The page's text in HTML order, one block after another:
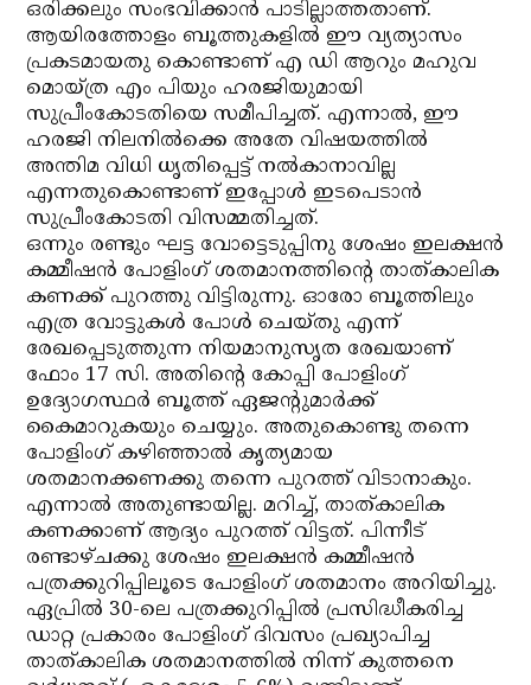
ഒരിക്കലും സംഭവിക്കാന്‍ പാടില്ലാത്തതാണ്.
ആയിരത്തോളം ബൂത്തുകളില്‍ ഈ വ്യത്യാസം
പ്രകടമായതു കൊണ്ടാണ് എ ഡി ആറും മഹുവ
മൊയ്ത്ര എം പിയും ഹരജിയുമായി
സുപ്രീംകോടതിയെ സമീപിച്ചത്. എന്നാല്‍, ഈ
ഹരജി നിലനില്‍ക്കെ അതേ വിഷയത്തില്‍
അന്തിമ വിധി ധൃതിപ്പെട്ട് നല്‍കാനാവില്ല
എന്നതുകൊണ്ടാണ് ഇപ്പോള്‍ ഇടപെടാന്‍
സുപ്രീംകോടതി വിസമ്മതിച്ചത്.
ഒന്നും രണ്ടും ഘട്ട വോട്ടെടുപ്പിനു ശേഷം ഇലക്ഷന്‍
കമ്മീഷന്‍ പോളിംഗ് ശതമാനത്തിന്റെ താത്കാലിക
കണക്ക് പുറത്തു വിട്ടിരുന്നു. ഓരോ ബൂത്തിലും
എത്ര വോട്ടുകള്‍ പോള്‍ ചെയ്തു എന്ന്
രേഖപ്പെടുത്തുന്ന നിയമാനുസൃത രേഖയാണ്
ഫോം 17 സി. അതിന്റെ കോപ്പി പോളിംഗ്
ഉദ്യോഗസ്ഥര്‍ ബൂത്ത് ഏജന്റുമാര്‍ക്ക്
കൈമാറുകയും ചെയ്യും. അതുകൊണ്ടു തന്നെ
പോളിംഗ് കഴിഞ്ഞാല്‍ കൃത്യമായ
ശതമാനക്കണക്കു തന്നെ പുറത്ത് വിടാനാകും.
എന്നാല്‍ അതുണ്ടായില്ല. മറിച്ച്, താത്കാലിക
കണക്കാണ് ആദ്യം പുറത്ത് വിട്ടത്. പിന്നീട്
രണ്ടാഴ്ചക്കു ശേഷം ഇലക്ഷന്‍ കമ്മീഷന്‍
പത്രക്കുറിപ്പിലൂടെ പോളിംഗ് ശതമാനം അറിയിച്ചു.
ഏപ്രില്‍ 30-ലെ പത്രക്കുറിപ്പില്‍ പ്രസിദ്ധീകരിച്ച
ഡാറ്റ പ്രകാരം പോളിംഗ് ദിവസം പ്രഖ്യാപിച്ച
താത്കാലിക ശതമാനത്തില്‍ നിന്ന് കുത്തനെ